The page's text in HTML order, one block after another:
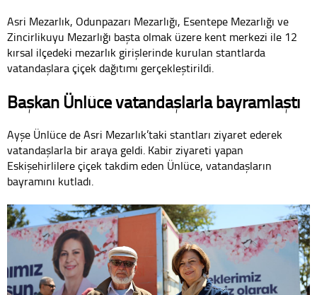
Asri Mezarlık, Odunpazarı Mezarlığı, Esentepe Mezarlığı ve
Zincirlikuyu Mezarlığı başta olmak üzere kent merkezi ile 12
kırsal ilçedeki mezarlık girişlerinde kurulan stantlarda
vatandaşlara çiçek dağıtımı gerçekleştirildi.
Başkan Ünlüce vatandaşlarla bayramlaştı
Ayşe Ünlüce de Asri Mezarlık’taki stantları ziyaret ederek
vatandaşlarla bir araya geldi. Kabir ziyareti yapan
Eskişehirlilere çiçek takdim eden Ünlüce, vatandaşların
bayramını kutladı.